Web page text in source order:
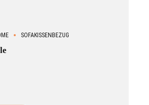
SOFAKISSENBEZUG